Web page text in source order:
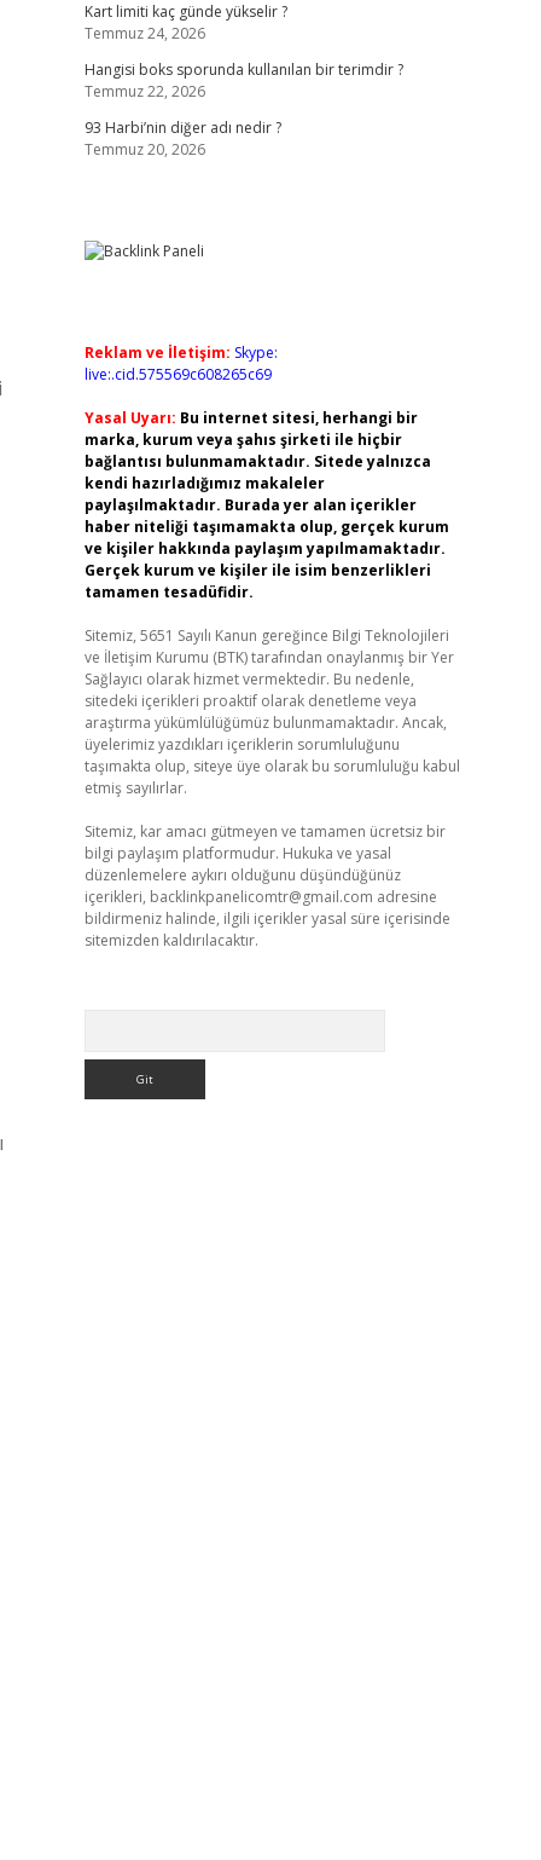
Kart limiti kaç günde yükselir ?
Temmuz 24, 2026
Hangisi boks sporunda kullanılan bir terimdir ?
Temmuz 22, 2026
93 Harbi’nin diğer adı nedir ?
Temmuz 20, 2026
Reklam ve İletişim: Skype:
live:.cid.575569c608265c69
Yasal Uyarı: Bu internet sitesi, herhangi bir
marka, kurum veya şahıs şirketi ile hiçbir
bağlantısı bulunmamaktadır. Sitede yalnızca
kendi hazırladığımız makaleler
paylaşılmaktadır. Burada yer alan içerikler
haber niteliği taşımamakta olup, gerçek kurum
ve kişiler hakkında paylaşım yapılmamaktadır.
Gerçek kurum ve kişiler ile isim benzerlikleri
tamamen tesadüfidir.
Sitemiz, 5651 Sayılı Kanun gereğince Bilgi Teknolojileri
ve İletişim Kurumu (BTK) tarafından onaylanmış bir Yer
Sağlayıcı olarak hizmet vermektedir. Bu nedenle,
sitedeki içerikleri proaktif olarak denetleme veya
araştırma yükümlülüğümüz bulunmamaktadır. Ancak,
üyelerimiz yazdıkları içeriklerin sorumluluğunu
taşımakta olup, siteye üye olarak bu sorumluluğu kabul
etmiş sayılırlar.
Sitemiz, kar amacı gütmeyen ve tamamen ücretsiz bir
bilgi paylaşım platformudur. Hukuka ve yasal
düzenlemelere aykırı olduğunu düşündüğünüz
içerikleri, backlinkpanelicomtr@gmail.com adresine
bildirmeniz halinde, ilgili içerikler yasal süre içerisinde
sitemizden kaldırılacaktır.